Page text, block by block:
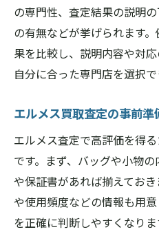
の専門性、査定結果の説明
の有無などが挙げられます
果を比較し、説明内容や対
自分に合った専門店を選択で
エルメス買取査定の事前準
エルメス査定で高評価を得
です。まず、バッグや小物
や保証書があれば揃えてお
や使用頻度などの情報も用
を正確に判断しやすくなりま